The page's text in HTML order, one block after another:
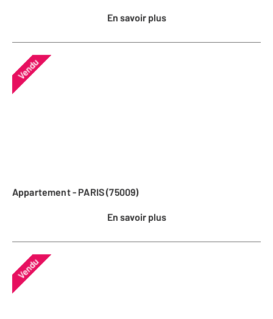
En savoir plus
Vendu
Appartement - PARIS (75009)
En savoir plus
Vendu